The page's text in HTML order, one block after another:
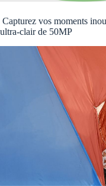
Capturez vos moments
ultra-clair de 50MP